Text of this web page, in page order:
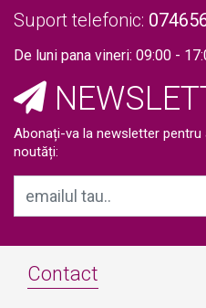
Suport telefonic:
De luni pana vineri: 09:00 -
Abonați-va la newsletter
noutăți:
Contact